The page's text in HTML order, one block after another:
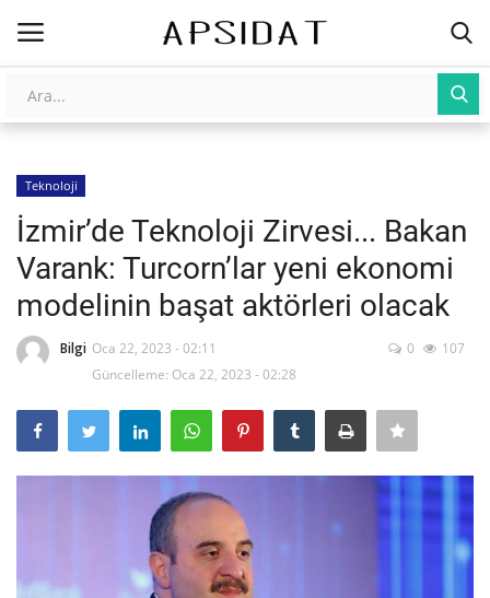
Giriş Kayıt Ol
AnaSayfa
İletişim
Yapay Zeka
Üniversite Yayınları
Tarım
E-Devlet Sistemleri
Enerji
Teknoloji
İzmir’de Teknoloji Zirvesi... Bakan
Varank: Turcorn’lar yeni ekonomi
modelinin başat aktörleri olacak
Bilgi Oca 22, 2023 - 02:11
Güncelleme: Oca 22, 2023 - 02:28
0 107